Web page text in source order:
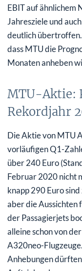
EBIT auf ähnlichem
Jahresziele und
deutlich
dass MTU die
Monaten anheben
MTU-Aktie:
Rekordjahr
Die Aktie von MTU
vorläufigen Q1-
über 240 Euro
Februar 2020 nicht
knapp 290 Euro
aber die Aussichten
der Passagierjets
alleine schon von
A320neo-
Anhebungen